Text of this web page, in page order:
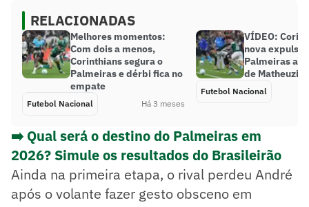
RELACIONADAS
Melhores momentos:
Com dois a menos,
Corinthians segura o
Palmeiras e dérbi fica no
empate
Futebol Nacional Há 3 meses
VÍDEO:
nova
Palmeiras
de
Futebol Nacional
➡️ Qual será o destino do Palmeiras em
2026? Simule os resultados do Brasileirão
Ainda na primeira etapa, o rival perdeu André
após o volante fazer gesto obsceno em